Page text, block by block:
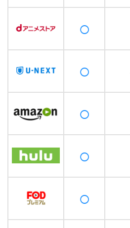
○
○
○
○
○